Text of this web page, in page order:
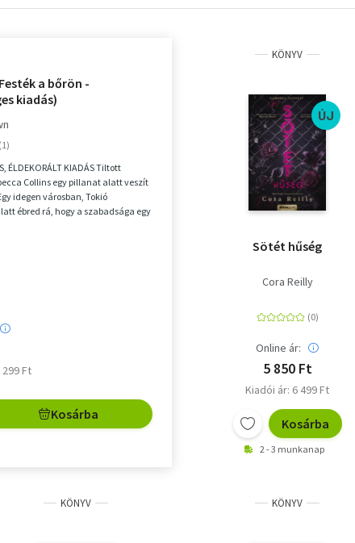
a bőrön -
kiadás)
ÉLDEKORÁLT KIADÁS Tiltott
Collins egy pillanat alatt veszít
idegen városban, Tokió
ébred rá, hogy a szabadsága egy
Ft
Kosárba
KÖNYV
ÚJ
Sötét hűség
Cora Reilly
Online ár:
5 850 Ft
Kiadói ár: 6 499 Ft
Kosárba
2 - 3 munkanap
KÖNYV KÖNYV